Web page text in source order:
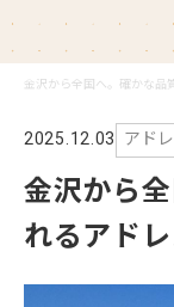
金沢から全国へ。確かな品
2025.12.03 アド
金沢から
れるアド